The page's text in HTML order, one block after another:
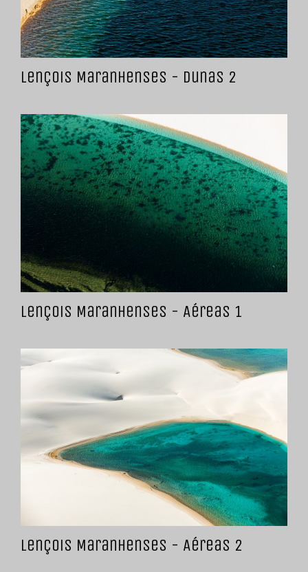
Lençois Maranhenses - Dunas 2
Lençois Maranhenses - Aéreas 1
Lençois Maranhenses - Aéreas 2